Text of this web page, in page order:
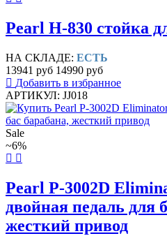
Pearl H-830 стойка
НА СКЛАДЕ: ЕСТЬ
13941 руб 14990 руб
Добавить в избранное
АРТИКУЛ: JJ018
Sale
~6%
Pearl P-3002D
двойная педаль для
жесткий привод